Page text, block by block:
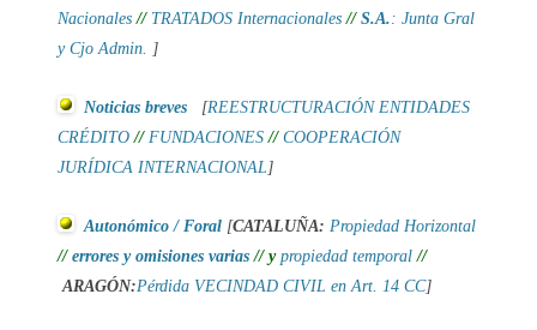
Nacionales // TRATADOS Internacionales // S.A.: Junta Gral
y Cjo Admin. ]
Noticias breves [REESTRUCTURACIÓN ENTIDADES
CRÉDITO // FUNDACIONES // COOPERACIÓN
JURÍDICA INTERNACIONAL ]
Autonómico / Foral [CATALUÑA: Propiedad Horizontal
//errores y omisiones varias // y propiedad temporal //
ARAGÓN:Pérdida VECINDAD CIVIL en Art. 14 CC]